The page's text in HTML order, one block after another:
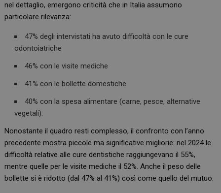
nel dettaglio, emergono criticità che in Italia assumono
particolare rilevanza:
47% degli intervistati ha avuto difficoltà con le cure
odontoiatriche
46% con le visite mediche
41% con le bollette domestiche
40% con la spesa alimentare (carne, pesce, alternative
vegetali).
Nonostante il quadro resti complesso, il confronto con l’anno
precedente mostra piccole ma significative migliorie: nel 2024 le
difficoltà relative alle cure dentistiche raggiungevano il 55%,
mentre quelle per le visite mediche il 52%. Anche il peso delle
bollette si è ridotto (dal 47% al 41%) così come quello del mutuo.